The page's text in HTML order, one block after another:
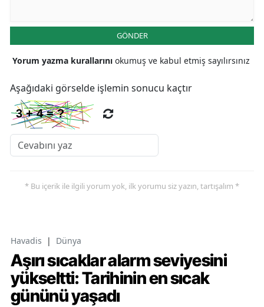
GÖNDER
Yorum yazma kurallarını okumuş ve kabul etmiş sayılırsınız
Aşağıdaki görselde işlemin sonucu kaçtır
* Bu içerik ile ilgili yorum yok, ilk yorumu siz yazın, tartışalım *
Havadis | Dünya
Aşırı sıcaklar alarm seviyesini
yükseltti: Tarihinin en sıcak
gününü yaşadı